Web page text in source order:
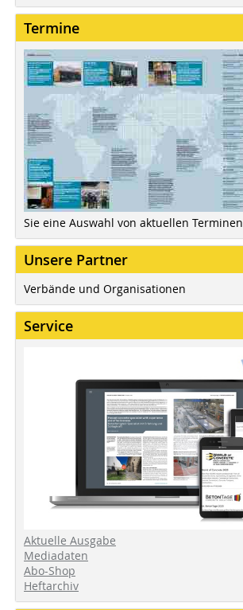
Termine
Sie eine Auswahl von aktuellen Terminen
Unsere Partner
Verbände und Organisationen
Service
Aktuelle Ausgabe
Mediadaten
Abo-Shop
Heftarchiv